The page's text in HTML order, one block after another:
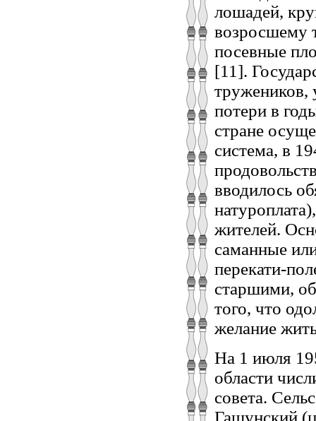
лошадей,
возросшему
посевные
[11].
тружеников,
потери в
стране
система, в
вводилось
жителей.
саманные
перекати-
старшими,
того, что
желание
На 1 июля
области
совета.